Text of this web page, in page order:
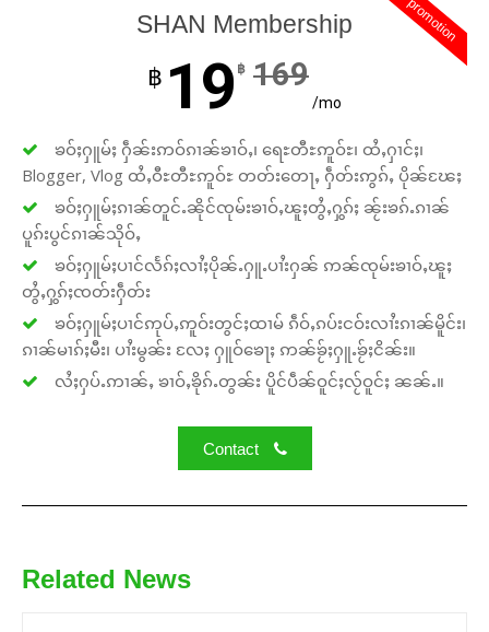
promotion
SHAN Membership
฿ 19 ฿ 169
/mo
ၶဝ်ႈႁူမ်ႈ ႁဵၼ်းဢဝ်ၵၢၼ်ၶၢဝ်ႇ၊ ရေႊတီႊဢူဝ်ႊ၊ ထႆႇႁၢင်ႈ၊
Blogger, Vlog ထႆႇဝီႊတီႊဢူဝ်ႊ တတ်းတေႃႇ ႁဵတ်းဢွၵ်ႇ ပိုၼ်ၽႄႈ
ၶဝ်ႈႁူမ်ႈၵၢၼ်တူင်ႉၼိုင်ၸုမ်းၶၢဝ်ႇၽူႈတွႆႇႁွၵ်ႈ ၼႂ်းၶၵ်ႉၵၢၼ်
ပူၵ်းပွင်ၵၢၼ်သိုဝ်ႇ
ၶဝ်ႈႁူမ်ႈပၢင်လႅၵ်ႈလၢႆႈပိုၼ်ႉႁူႉပၢႆးႁၼ် ဢၼ်ၸုမ်းၶၢဝ်ႇၽူႈ
တွႆႇႁွၵ်ႈၸတ်းႁဵတ်း
ၶဝ်ႈႁူမ်ႈပၢင်ဢုပ်ႇဢူဝ်းတွင်ႈထၢမ် ၵဵဝ်ႇၵပ်းငဝ်းလၢႆးၵၢၼ်မိူင်း၊
ၵၢၼ်မၢၵ်ႈမီး၊ ပၢႆးမွၼ်း လႄႈ ႁူဝ်ၶေႃႈ ဢၼ်ၶႂ်ႈႁူႉၶႂ်ႈငိၼ်း။
လႆႈႁပ်ႉဢၢၼ်ႇ ၶၢဝ်ႇၶိုၵ်ႉတွၼ်း ပိူင်ပဵၼ်ဝူင်ႈလႂ်ဝူင်ႈ ၼၼ်ႉ။
Contact
Related News